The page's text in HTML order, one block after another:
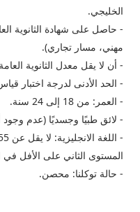
الخليجي.
- حاصل على شهادة الثانوية
مهني، مسار تجاري).
- أن لا يقل معدل الثانوية العامة
- الحد الأدنى لدرجة اختبار
- العمر: من 18 إلى 24 سنة.
- لائق طبيًا وجسديًا (عدم
المستوى الثاني على الأفل في
- حالة توكلنا: محصن.